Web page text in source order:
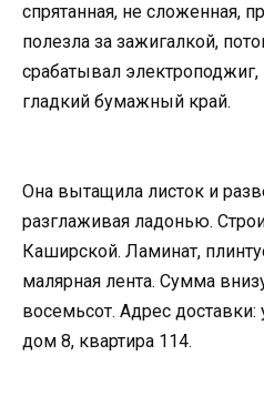
спрятанная, не сложенная,
полезла за зажигалкой,
срабатывал
гладкий бумажный край.
Она вытащила листок и
разглаживая ладонью.
Каширской. Ламинат,
малярная лента. Сумма
восемьсот. Адрес
дом 8, квартира 114.